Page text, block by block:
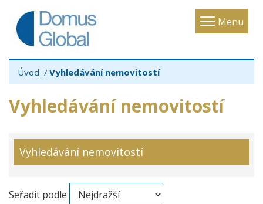
Menu
Toggle
Úvod Vyhledávání nemovitostí
Vyhledávání nemovitostí
Vyhledávání nemovitostí
Seřadit podle